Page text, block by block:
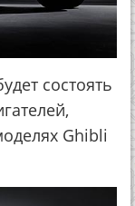
состоять
Ghibli